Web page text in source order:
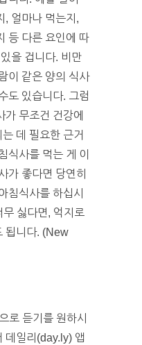
, 얼마나 먹는지,
등 다른 요인에 따
을 겁니다. 비만
이 같은 양의 식사
도 있습니다. 그럼
가 무조건 건강에
데 필요한 근거
식사를 먹는 게 이
가 좋다면 당연히
침식사를 하십시
무 싫다면, 억지로
됩니다. (New
로 듣기를 원하시
데일리(day.ly) 앱